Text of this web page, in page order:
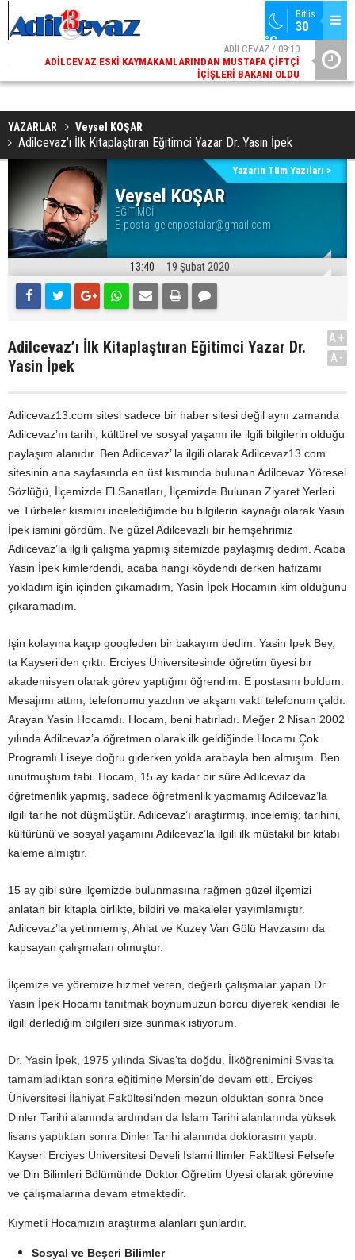
Bitlis
30
°C
ADİLCEVAZ / 09:10
ADILCEVAZ ESKI KAYMAKAMLARINDAN MUSTAFA ÇIFTÇI
İÇIŞLERI BAKANI OLDU
YAZARLAR Veysel KOŞAR
Adilcevaz’ı İlk Kitaplaştıran Eğitimci Yazar Dr. Yasin İpek
Veysel KOŞAR
EĞİTİMCİ
E-posta: gelenpostalar@gmail.com
Yazarın Tüm Yazıları >
13:40 19 Şubat 2020
Adilcevaz’ı İlk Kitaplaştıran Eğitimci Yazar Dr.
Yasin İpek
A+
A-
Adilcevaz13.com sitesi sadece bir haber sitesi değil aynı zamanda
Adilcevaz’ın tarihi, kültürel ve sosyal yaşamı ile ilgili bilgilerin olduğu
paylaşım alanıdır. Ben Adilcevaz’ la ilgili olarak Adilcevaz13.com
sitesinin ana sayfasında en üst kısmında bulunan Adilcevaz Yöresel
Sözlüğü, İlçemizde El Sanatları, İlçemizde Bulunan Ziyaret Yerleri
ve Türbeler kısmını incelediğimde bu bilgilerin kaynağı olarak Yasin
İpek ismini gördüm. Ne güzel Adilcevazlı bir hemşehrimiz
Adilcevaz’la ilgili çalışma yapmış sitemizde paylaşmış dedim. Acaba
Yasin İpek kimlerdendi, acaba hangi köydendi derken hafızamı
yokladım işin içinden çıkamadım, Yasin İpek Hocamın kim olduğunu
çıkaramadım.
İşin kolayına kaçıp googleden bir bakayım dedim. Yasin İpek Bey,
ta Kayseri’den çıktı. Erciyes Üniversitesinde öğretim üyesi bir
akademisyen olarak görev yaptığını öğrendim. E postasını buldum.
Mesajımı attım, telefonumu yazdım ve akşam vakti telefonum çaldı.
Arayan Yasin Hocamdı. Hocam, beni hatırladı. Meğer 2 Nisan 2002
yılında Adilcevaz’a öğretmen olarak ilk geldiğinde Hocamı Çok
Programlı Liseye doğru giderken yolda arabayla ben almışım. Ben
unutmuştum tabi. Hocam, 15 ay kadar bir süre Adilcevaz’da
öğretmenlik yapmış, sadece öğretmenlik yapmamış Adilcevaz’la
ilgili tarihe not düşmüştür. Adilcevaz’ı araştırmış, incelemiş; tarihini,
kültürünü ve sosyal yaşamını Adilcevaz’la ilgili ilk müstakil bir kitabı
kaleme almıştır.
15 ay gibi süre ilçemizde bulunmasına rağmen güzel ilçemizi
anlatan bir kitapla birlikte, bildiri ve makaleler yayımlamıştır.
Adilcevaz’la yetinmemiş, Ahlat ve Kuzey Van Gölü Havzasını da
kapsayan çalışmaları olmuştur.
İlçemize ve yöremize hizmet veren, değerli çalışmalar yapan Dr.
Yasin İpek Hocamı tanıtmak boynumuzun borcu diyerek kendisi ile
ilgili derlediğim bilgileri size sunmak istiyorum.
Dr. Yasin İpek, 1975 yılında Sivas’ta doğdu. İlköğrenimini Sivas’ta
tamamladıktan sonra eğitimine Mersin’de devam etti. Erciyes
Üniversitesi İlahiyat Fakültesi’nden mezun olduktan sonra önce
Dinler Tarihi alanında ardından da İslam Tarihi alanlarında yüksek
lisans yaptıktan sonra Dinler Tarihi alanında doktorasını yaptı.
Kayseri Erciyes Üniversitesi Develi İslami İlimler Fakültesi Felsefe
ve Din Bilimleri Bölümünde Doktor Öğretim Üyesi olarak görevine
ve çalışmalarına devam etmektedir.
Kıymetli Hocamızın araştırma alanları şunlardır.
Sosyal ve Beşeri Bilimler